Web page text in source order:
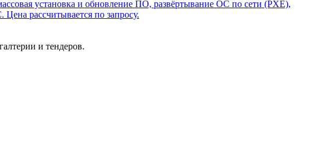
установка и обновление ПО, развёртывание ОС по сети (PXE),
рассчитывается по запросу.
и тендеров.